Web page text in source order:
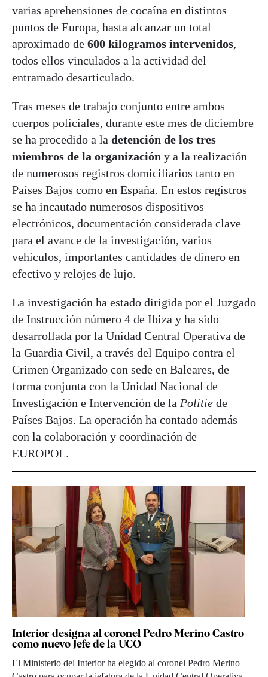
varias aprehensiones de cocaína en distintos
puntos de Europa, hasta alcanzar un total
aproximado de 600 kilogramos intervenidos,
todos ellos vinculados a la actividad del
entramado desarticulado.
Tras meses de trabajo conjunto entre ambos
cuerpos policiales, durante este mes de diciembre
se ha procedido a la detención de los tres
miembros de la organización y a la realización
de numerosos registros domiciliarios tanto en
Países Bajos como en España. En estos registros
se ha incautado numerosos dispositivos
electrónicos, documentación considerada clave
para el avance de la investigación, varios
vehículos, importantes cantidades de dinero en
efectivo y relojes de lujo.
La investigación ha estado dirigida por el Juzgado
de Instrucción número 4 de Ibiza y ha sido
desarrollada por la Unidad Central Operativa de
la Guardia Civil, a través del Equipo contra el
Crimen Organizado con sede en Baleares, de
forma conjunta con la Unidad Nacional de
Investigación e Intervención de la Politie de
Países Bajos. La operación ha contado además
con la colaboración y coordinación de
EUROPOL.
Interior designa al coronel Pedro Merino Castro
como nuevo Jefe de la UCO
El Ministerio del Interior ha elegido al coronel Pedro Merino